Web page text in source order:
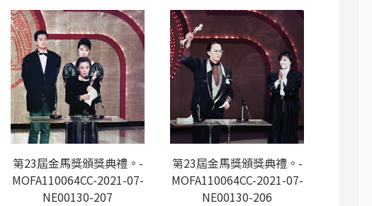
第23屆金馬獎頒獎典禮。-
MOFA110064CC-2021-07-
NE00130-207
第23屆金馬獎頒獎典禮。-
MOFA110064CC-2021-07-
NE00130-206